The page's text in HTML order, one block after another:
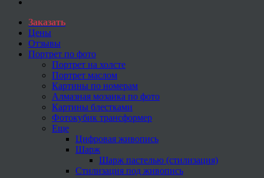
Заказать
Цены
Отзывы
Портрет по фото
Портрет на холсте
Портрет маслом
Картины по номерам
Алмазная мозаика по фото
Картины блестками
Фотокубик трансформер
Еще
Цифровая живопись
Шарж
Шарж пастелью (стилизация)
Стилизация под живопись